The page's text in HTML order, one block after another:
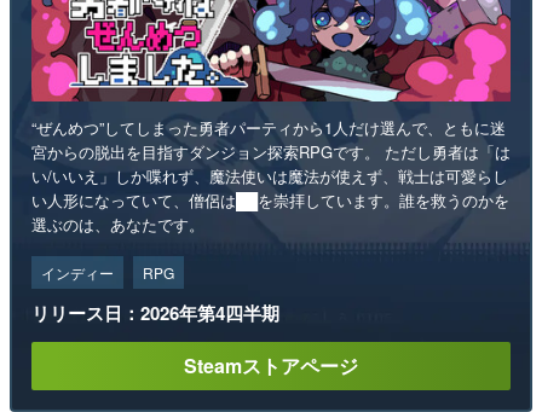
“ぜんめつ”してしまった勇者パーティから1人だけ選んで、ともに迷
宮からの脱出を目指すダンジョン探索RPGです。 ただし勇者は「は
い/いいえ」しか喋れず、魔法使いは魔法が使えず、戦士は可愛らし
い人形になっていて、僧侶は██を崇拝しています。誰を救うのかを
選ぶのは、あなたです。
インディー RPG
リリース日：2026年第4四半期
Steamストアページ